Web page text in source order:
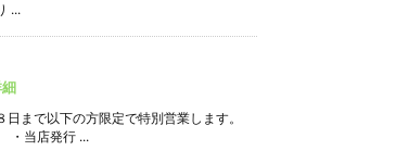
...
日まで以下の方限定で特別営業します。
・当店発行 ...